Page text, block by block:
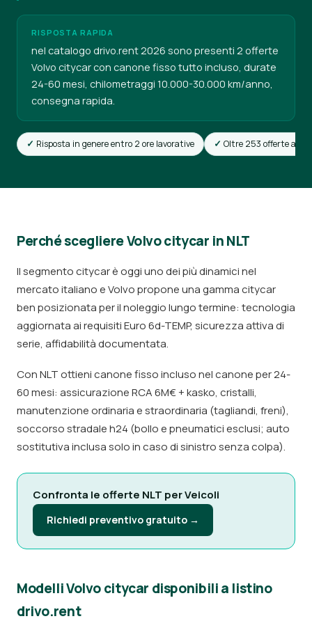
RISPOSTA RAPIDA
nel catalogo drivo.rent 2026 sono presenti 2 offerte
Volvo citycar con canone fisso tutto incluso, durate
24-60 mesi, chilometraggi 10.000-30.000 km/anno,
consegna rapida.
Risposta in genere entro 2 ore lavorative Oltre 253 offerte attive
Perché scegliere Volvo citycar in NLT
Il segmento citycar è oggi uno dei più dinamici nel
mercato italiano e Volvo propone una gamma citycar
ben posizionata per il noleggio lungo termine: tecnologia
aggiornata ai requisiti Euro 6d-TEMP, sicurezza attiva di
serie, affidabilità documentata.
Con NLT ottieni canone fisso incluso nel canone per 24-
60 mesi: assicurazione RCA 6M€ + kasko, cristalli,
manutenzione ordinaria e straordinaria (tagliandi, freni),
soccorso stradale h24 (bollo e pneumatici esclusi; auto
sostitutiva inclusa solo in caso di sinistro senza colpa).
Confronta le offerte NLT per Veicoli
Richiedi preventivo gratuito →
Modelli Volvo citycar disponibili a listino
drivo.rent